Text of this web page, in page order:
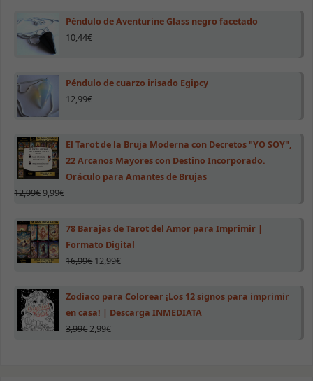
Péndulo de Aventurine Glass negro facetado
10,44€
Péndulo de cuarzo irisado Egipcy
12,99€
El Tarot de la Bruja Moderna con Decretos "YO SOY",
22 Arcanos Mayores con Destino Incorporado.
Oráculo para Amantes de Brujas
12,99€9,99€
78 Barajas de Tarot del Amor para Imprimir |
Formato Digital
16,99€ 12,99€
Zodíaco para Colorear ¡Los 12 signos para imprimir
en casa! | Descarga INMEDIATA
3,99€2,99€